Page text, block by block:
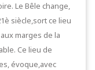
Le Bêle change,
siècle,sort ce lieu
marges de la
Ce lieu de
évoque,avec